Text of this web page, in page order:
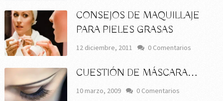
CONSEJOS DE MAQUILLAJE
PARA PIELES GRASAS
12 diciembre, 2011 0 Comentarios
CUESTIÓN DE MÁSCARA…
10 marzo, 2009 0 Comentarios